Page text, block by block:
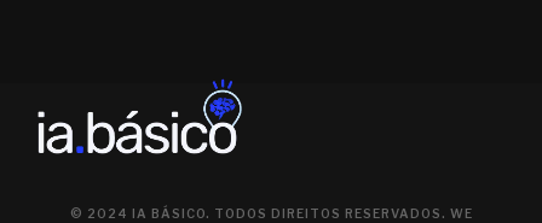
© 2024 IA BÁSICO. TODOS DIREITOS RESERVADOS. WE